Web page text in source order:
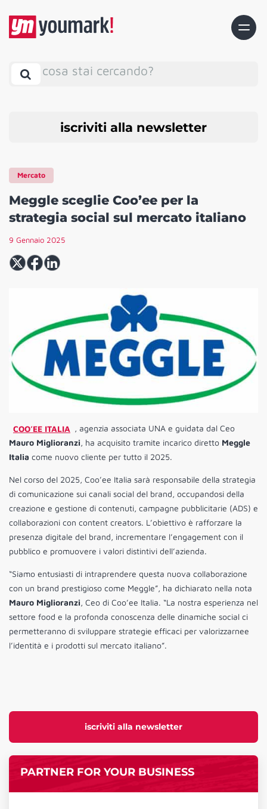
cosa stai cercando?
iscriviti alla newsletter
iscriviti alla newsletter
PARTNER FOR YOUR BUSINESS
Mercato
Meggle sceglie Coo’ee per la
strategia social sul mercato italiano
9 Gennaio 2025
COO’EE ITALIA , agenzia associata UNA e guidata dal Ceo
Mauro Miglioranzi, ha acquisito tramite incarico diretto Meggle
Italia come nuovo cliente per tutto il 2025.
Nel corso del 2025, Coo’ee Italia sarà responsabile della strategia
di comunicazione sui canali social del brand, occupandosi della
creazione e gestione di contenuti, campagne pubblicitarie (ADS) e
collaborazioni con content creators. L’obiettivo è rafforzare la
presenza digitale del brand, incrementare l’engagement con il
pubblico e promuovere i valori distintivi dell’azienda.
“Siamo entusiasti di intraprendere questa nuova collaborazione
con un brand prestigioso come Meggle”, ha dichiarato nella nota
Mauro Miglioranzi, Ceo di Coo’ee Italia. “La nostra esperienza nel
settore food e la profonda conoscenza delle dinamiche social ci
permetteranno di sviluppare strategie efficaci per valorizzarnee
l’identità e i prodotti sul mercato italiano”.